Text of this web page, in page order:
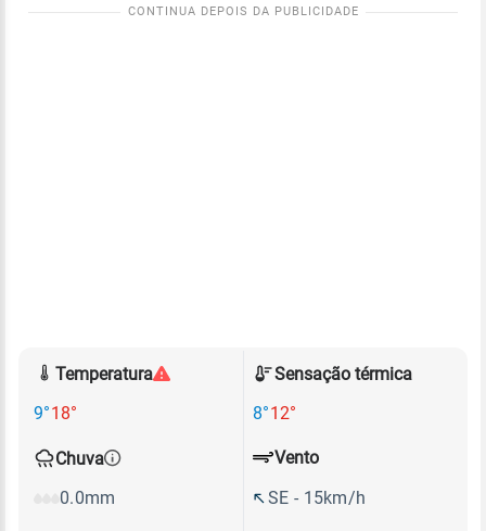
Temperatura
9°18°
Sensação térmica
8°12°
Chuva
0.0mm
Vento
SE - 15km/h